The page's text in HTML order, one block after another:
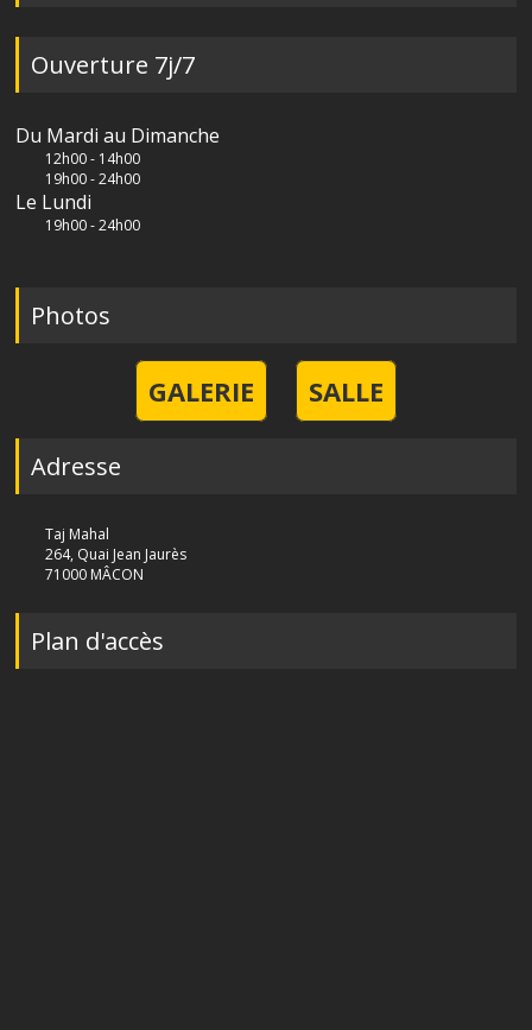
Ouverture 7j/7
Du Mardi au Dimanche
12h00 - 14h00
19h00 - 24h00
Le Lundi
19h00 - 24h00
Photos
GALERIE SALLE
Adresse
Taj Mahal
264, Quai Jean Jaurès
71000 MÂCON
Plan d'accès